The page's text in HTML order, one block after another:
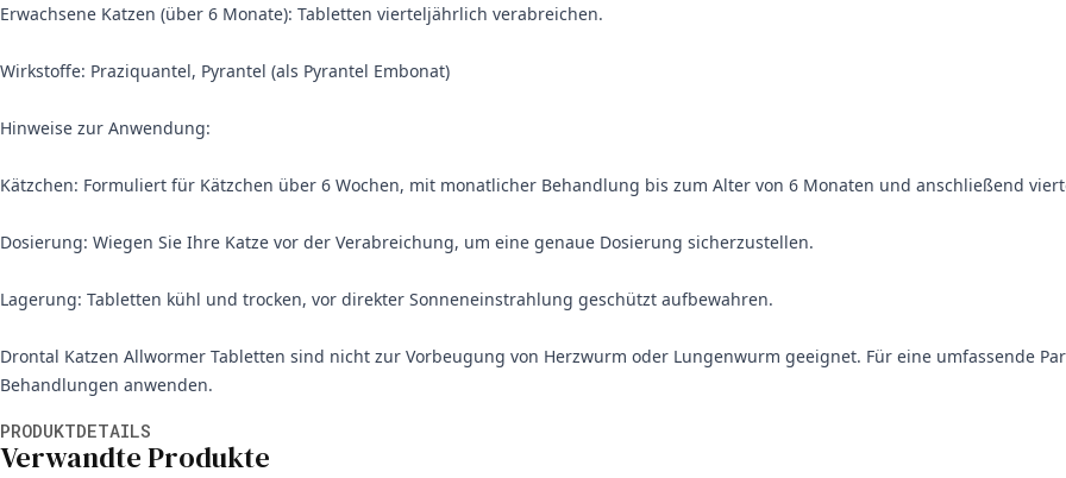
Erwachsene Katzen (über 6 Monate): Tabletten vierteljährlich verabreichen.
Wirkstoffe: Praziquantel, Pyrantel (als Pyrantel Embonat)
Hinweise zur Anwendung:
Kätzchen: Formuliert für Kätzchen über 6 Wochen, mit monatlicher Behandlung bis zum Alter von 6 Monaten und anschließend
Dosierung: Wiegen Sie Ihre Katze vor der Verabreichung, um eine genaue Dosierung sicherzustellen.
Lagerung: Tabletten kühl und trocken, vor direkter Sonneneinstrahlung geschützt aufbewahren.
Drontal Katzen Allwormer Tabletten sind nicht zur Vorbeugung von Herzwurm oder Lungenwurm geeignet. Für eine umfassende
Behandlungen anwenden.
PRODUKTDETAILS
Verwandte Produkte